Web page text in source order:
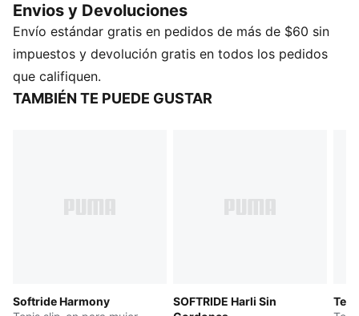
que sean fáciles de poner y quitar.
CARACTERÍSTICAS Y BENEFICIOS
SOFTRIDE: Gomaespuma suave diseñada para brindar
amortiguación y comodidad durante todo el día
SOFTFOAM+: Plantilla cómoda, diseñada con un talón
Forro y plantilla textiles
Envios y Devoluciones
Envío estándar gratis en pedidos de más de $60 sin
impuestos y devolución gratis en todos los pedidos
que califiquen.
TAMBIÉN TE PUEDE GUSTAR
Softride Harmony
SOFTRIDE Harli Sin